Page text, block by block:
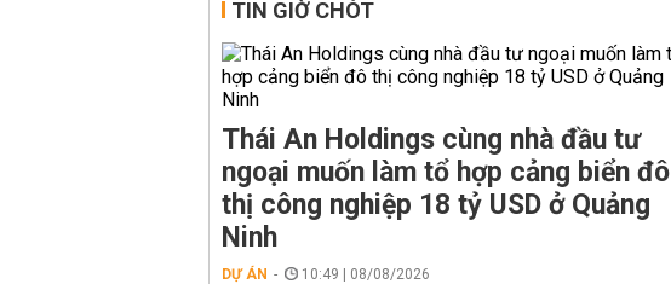
TIN GIỜ CHÓT
Thái An Holdings cùng nhà đầu tư
ngoại muốn làm tổ hợp cảng biển đô
thị công nghiệp 18 tỷ USD ở Quảng
Ninh
DỰ ÁN 10:49 | 08/08/2026